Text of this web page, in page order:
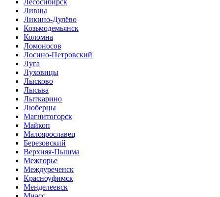
Ливны
Ликино-Дулёво
Козьмодемьянск
Коломна
Ломоносов
Лосино-Петровский
Луга
Луховицы
Лысково
Лысьва
Лыткарино
Люберцы
Магнитогорск
Майкоп
Малоярославец
Березовский
Верхняя-Пышма
Межгорье
Междуреченск
Красноуфимск
Менделеевск